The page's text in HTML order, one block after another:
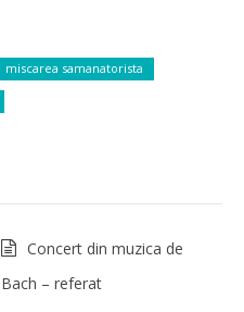
miscarea samanatorista
Concert din muzica de
Bach – referat